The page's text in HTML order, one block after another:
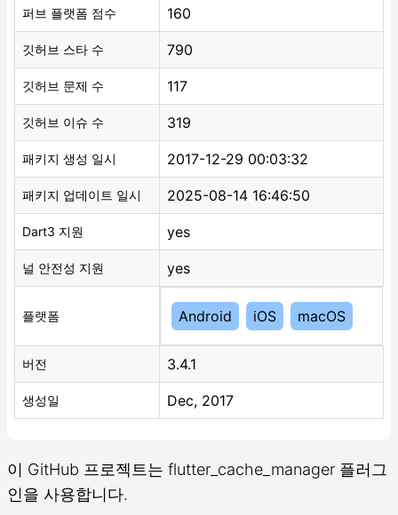
퍼브 플랫폼 점수 160
깃허브 스타 수 790
깃허브 문제 수 117
깃허브 이슈 수 319
패키지 생성 일시 2017-12-29 00:03:32
패키지 업데이트 일시 2025-08-14 16:46:50
Dart3 지원 yes
널 안전성 지원 yes
플랫폼 Android iOS macOS
버전 3.4.1
생성일 Dec, 2017
이 GitHub 프로젝트는 flutter_cache_manager 플러그
인을 사용합니다.